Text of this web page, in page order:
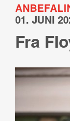
01. JUNI
Fra